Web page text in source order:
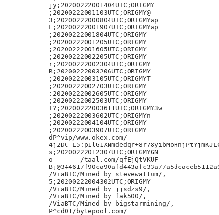
jy;20200222001404UTC;ORIGMY
;20200222001103UTC;ORIGMY@
3;20200222000804UTC;ORIGMYap
L;20200222001907UTC;ORIGMYap
;20200222001804UTC;ORIGMY
;20200222001205UTC;ORIGMY
;20200222001605UTC;ORIGMY
;20200222002205UTC;ORIGMY
r;20200222002304UTC;ORIGMY
R;20200222003206UTC;ORIGMY
;20200222003105UTC;ORIGMYT_
;20200222002703UTC;ORIGMY
;20200222002605UTC;ORIGMY
;20200222002503UTC;ORIGMY
I?;20200222003611UTC;ORIGMY3w
;20200222003602UTC;ORIGMYn
;20200222004104UTC;ORIGMY
;20200222003907UTC;ORIGMY
dP^vip/www.okex.com/
4j2DC-
s;20200222012307UTC;ORIGMYGN
o	/taal.com/qfEjQtVKUF
/ViaBTC/Mined by stevewattum/,
5;20200222004302UTC;ORIGMY
/ViaBTC/Mined by jjsdzs9/,
/ViaBTC/Mined by fak500/,
/ViaBTC/Mined by bigstarmining/,
P^cd01/bytepool.com/